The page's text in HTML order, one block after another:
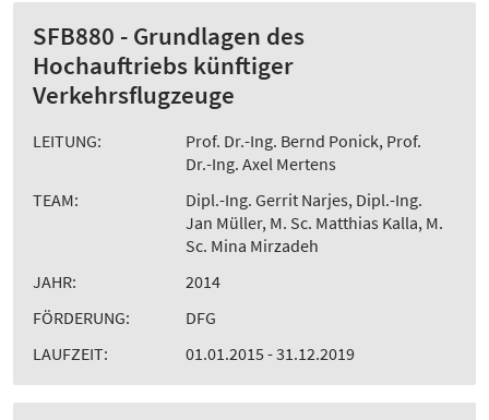
SFB880 - Grundlagen des
Hochauftriebs künftiger
Verkehrsflugzeuge
LEITUNG:
Prof. Dr.-Ing. Bernd Ponick, Prof.
Dr.-Ing. Axel Mertens
TEAM:
Dipl.-Ing. Gerrit Narjes, Dipl.-Ing.
Jan Müller, M. Sc. Matthias Kalla, M.
Sc. Mina Mirzadeh
JAHR:
2014
FÖRDERUNG:
DFG
LAUFZEIT:
01.01.2015 - 31.12.2019